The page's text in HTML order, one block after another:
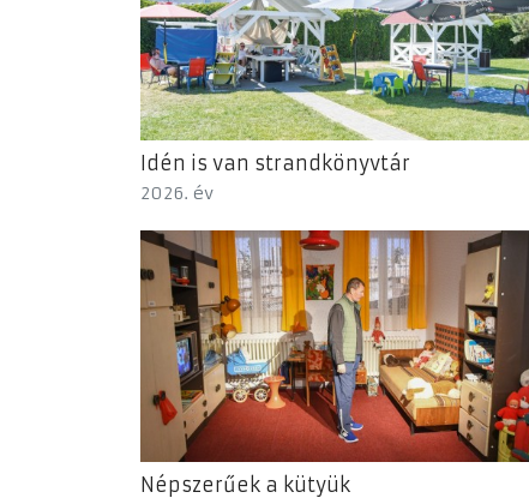
Idén is van strandkönyvtár
2026. év
Népszerűek a kütyük